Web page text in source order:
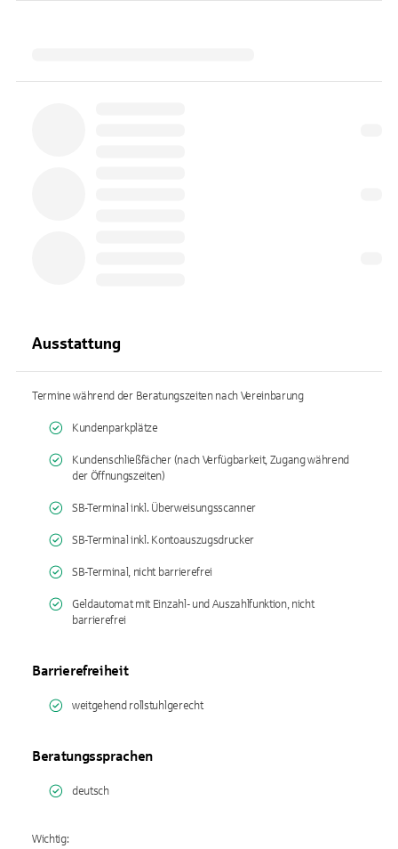
Ausstattung
Termine während der Beratungszeiten nach Vereinbarung
Kundenparkplätze
Kundenschließfächer (nach Verfügbarkeit, Zugang während
der Öffnungszeiten)
SB-Terminal inkl. Überweisungsscanner
SB-Terminal inkl. Kontoauszugsdrucker
SB-Terminal, nicht barrierefrei
Geldautomat mit Einzahl- und Auszahlfunktion, nicht
barrierefrei
Barrierefreiheit
weitgehend rollstuhlgerecht
Beratungssprachen
deutsch
Wichtig: